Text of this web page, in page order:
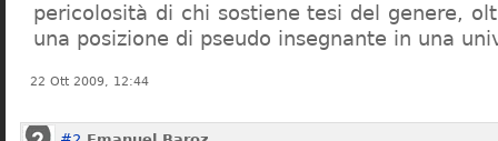
pericolosità di chi sostiene tesi del genere,
una posizione di pseudo insegnante in una
22 Ott 2009, 12:44